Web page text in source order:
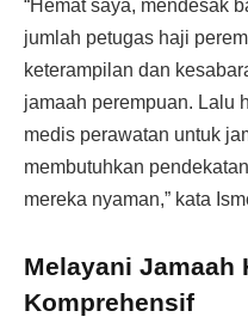
“Hemat saya, mendesak
jumlah petugas haji
keterampilan dan
jamaah perempuan. Lalu
medis perawatan untuk
membutuhkan
mereka nyaman,” kata
Melayani Jamaah
Komprehensif